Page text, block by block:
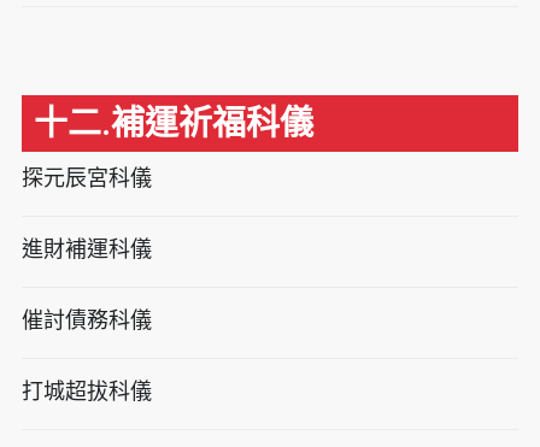
十二.補運祈福科儀
探元辰宮科儀
進財補運科儀
催討債務科儀
打城超拔科儀